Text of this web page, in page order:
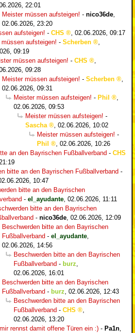
22:01
Meister müssen aufsteigen! - nico36de
02.06.2026, 23:20
aufsteigen! - CHS
02.06.2026, 09:17
müssen aufsteigen! - Scherben
09:19
müssen aufsteigen! - CHS
09:28
Meister müssen aufsteigen! - Scherben
02.06.2026, 09:31
Meister müssen aufsteigen! - Phil
02.06.2026, 09:53
Meister müssen aufsteigen! -
Sascha
02.06.2026, 10:02
Meister müssen aufsteigen! -
Phil
02.06.2026, 10:26
an den Bayrischen Fußballverband - CHS
bitte an den Bayrischen Fußballverband -
10:47
bitte an den Bayrischen
- el_ayudante 02.06.2026, 11:11
bitte an den Bayrischen
- nico36de 02.06.2026, 12:09
Beschwerden bitte an den Bayrischen
Fußballverband - el_ayudante
02.06.2026, 14:56
Beschwerden bitte an den Bayrischen
Fußballverband - burz
02.06.2026, 16:01
Beschwerden bitte an den Bayrischen
Fußballverband - burz 02.06.2026, 12:43
Beschwerden bitte an den Bayrischen
Fußballverband - CHS
02.06.2026, 13:20
rennst damit offene Türen ein :) - Pa1n